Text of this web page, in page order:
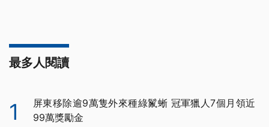
最多人閱讀
1
屏東移除逾9萬隻外來種綠鬣蜥 冠軍獵人7個月領近
99萬獎勵金